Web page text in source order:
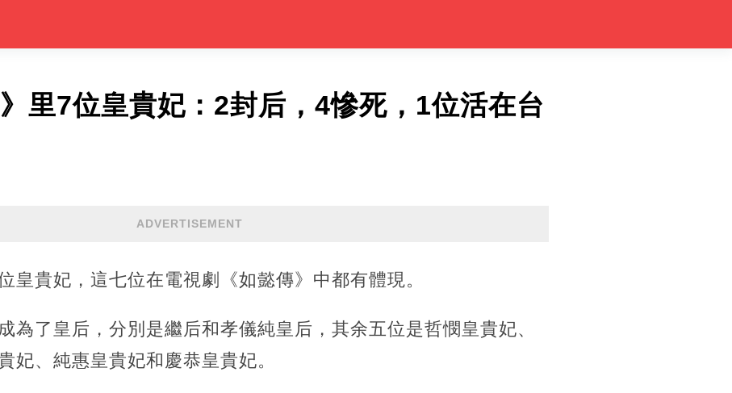
里7位皇貴妃：2封后，4慘死，1位活在台
ADVERTISEMENT
皇貴妃，這七位在電視劇《如懿傳》中都有體現。
為了皇后，分別是繼后和孝儀純皇后，其余五位是哲憫皇貴妃、
妃、純惠皇貴妃和慶恭皇貴妃。